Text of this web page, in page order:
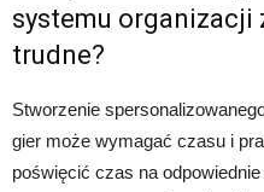
systemu organizacji
trudne?
Stworzenie
gier może wymagać czasu i
poświęcić czas na